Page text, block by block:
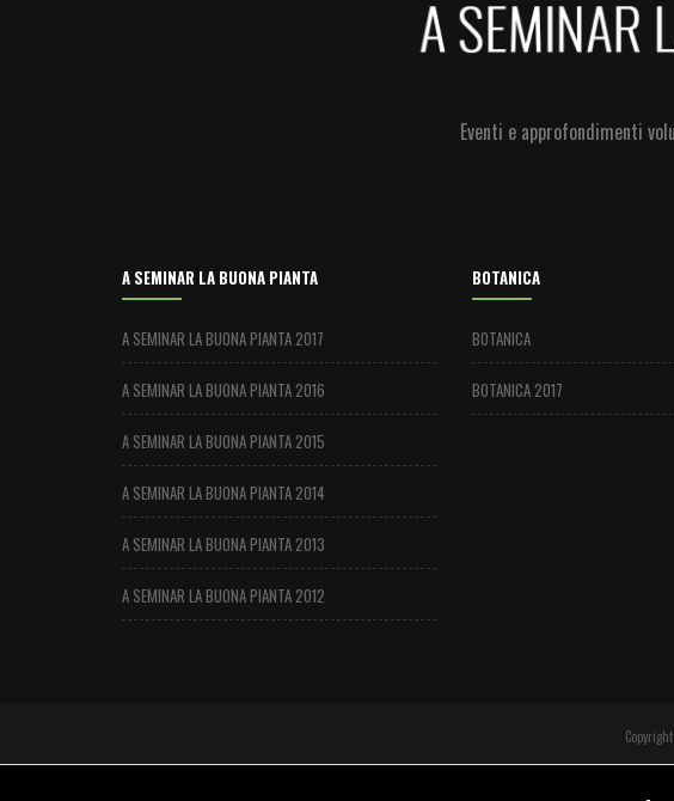
Eventi e approfondimenti
A SEMINAR LA BUONA PIANTA
A SEMINAR LA BUONA PIANTA 2017
A SEMINAR LA BUONA PIANTA 2016
A SEMINAR LA BUONA PIANTA 2015
A SEMINAR LA BUONA PIANTA 2014
A SEMINAR LA BUONA PIANTA 2013
A SEMINAR LA BUONA PIANTA 2012
BOTANICA
BOTANICA
BOTANICA 2017